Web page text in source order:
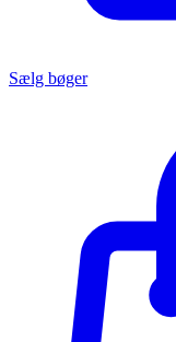
Sælg bøger